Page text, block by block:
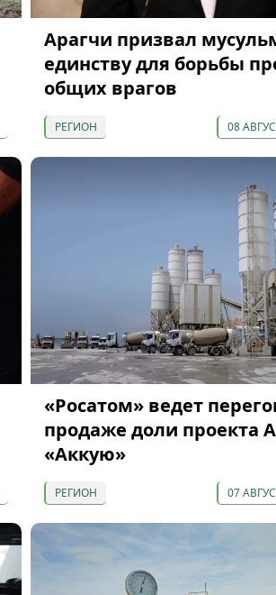
Арагчи призвал
единству для борьбы
общих врагов
РЕГИОН 08
«Росатом» ведет
продаже доли проекта
«Аккую»
РЕГИОН 07